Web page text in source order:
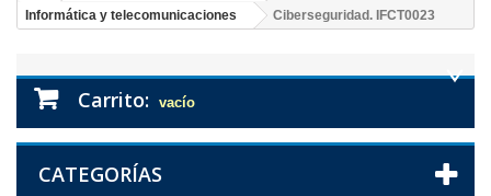
Informática y telecomunicaciones
Ciberseguridad. IFCT0023
Carrito: vacío
CATEGORÍAS